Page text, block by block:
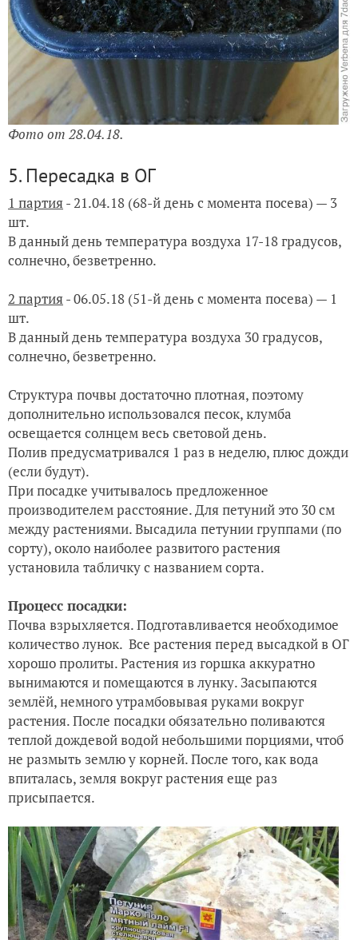
Фото от 28.04.18.
5. Пересадка в ОГ
1 партия- 21.04.18 (68-й день с момента посева) — 3
шт.
В данный день температура воздуха 17-18 градусов,
солнечно, безветренно.
2 партия-06.05.18 (51-й день с момента посева) — 1
шт.
В данный день температура воздуха 30 градусов,
солнечно, безветренно.
Структура почвы достаточно плотная, поэтому
дополнительно использовался песок, клумба
освещается солнцем весь световой день.
Полив предусматривался 1 раз в неделю, плюс дожди
(если будут).
При посадке учитывалось предложенное
производителем расстояние.Для петуний это 30 см
между растениями.Высадила петунии группами (по
сорту), около наиболее развитого растения
установила табличку с названием сорта.
Процесс посадки:
Почва взрыхляется. Подготавливается необходимое
количество лунок. Все растения перед высадкой в ОГ
хорошо пролиты. Растения из горшка аккуратно
вынимаются и помещаются в лунку. Засыпаются
землёй, немного утрамбовывая руками вокруг
растения. После посадки обязательно поливаются
теплой дождевой водой небольшими порциями, чтоб
не размыть землю у корней. После того, как вода
впиталась, земля вокруг растенияеще раз
присыпается.